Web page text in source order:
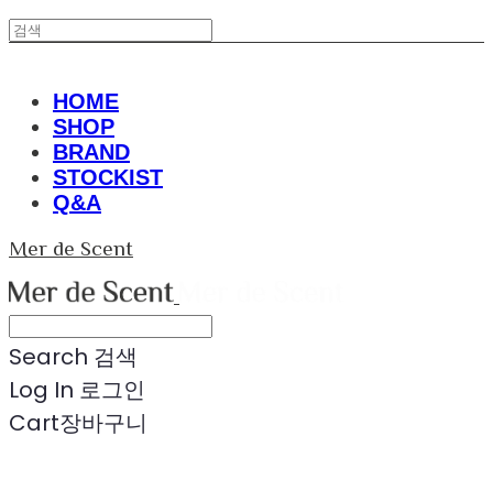
HOME
SHOP
BRAND
STOCKIST
Q&A
Mer de Scent
Search 검색
Log In 로그인
Cart장바구니